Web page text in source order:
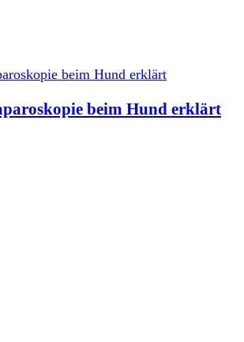
beim Hund erklärt